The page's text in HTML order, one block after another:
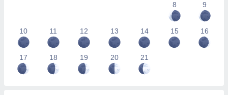
8
9
10 11 12 13 14 15 16
17 18 19 20 21